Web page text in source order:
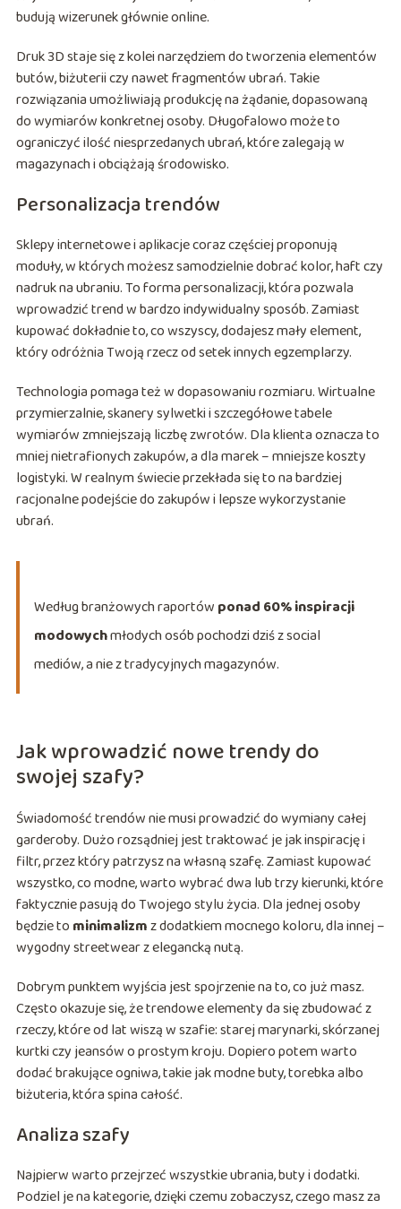
budują wizerunek głównie online.
Druk 3D staje się z kolei narzędziem do tworzenia elementów
butów, biżuterii czy nawet fragmentów ubrań. Takie
rozwiązania umożliwiają produkcję na żądanie, dopasowaną
do wymiarów konkretnej osoby. Długofalowo może to
ograniczyć ilość niesprzedanych ubrań, które zalegają w
magazynach i obciążają środowisko.
Personalizacja trendów
Sklepy internetowe i aplikacje coraz częściej proponują
moduły, w których możesz samodzielnie dobrać kolor, haft czy
nadruk na ubraniu. To forma personalizacji, która pozwala
wprowadzić trend w bardzo indywidualny sposób. Zamiast
kupować dokładnie to, co wszyscy, dodajesz mały element,
który odróżnia Twoją rzecz od setek innych egzemplarzy.
Technologia pomaga też w dopasowaniu rozmiaru. Wirtualne
przymierzalnie, skanery sylwetki i szczegółowe tabele
wymiarów zmniejszają liczbę zwrotów. Dla klienta oznacza to
mniej nietrafionych zakupów, a dla marek – mniejsze koszty
logistyki. W realnym świecie przekłada się to na bardziej
racjonalne podejście do zakupów i lepsze wykorzystanie
ubrań.
Według branżowych raportów ponad 60% inspiracji
modowychmłodych osób pochodzi dziś z social
mediów, a nie z tradycyjnych magazynów.
Jak wprowadzić nowe trendy do
swojej szafy?
Świadomość trendów nie musi prowadzić do wymiany całej
garderoby. Dużo rozsądniej jest traktować je jak inspirację i
filtr, przez który patrzysz na własną szafę. Zamiast kupować
wszystko, co modne, warto wybrać dwa lub trzy kierunki, które
faktycznie pasują do Twojego stylu życia. Dla jednej osoby
będzie to minimalizmz dodatkiem mocnego koloru, dla innej –
wygodny streetwear z elegancką nutą.
Dobrym punktem wyjścia jest spojrzenie na to, co już masz.
Często okazuje się, że trendowe elementy da się zbudować z
rzeczy, które od lat wiszą w szafie: starej marynarki, skórzanej
kurtki czy jeansów o prostym kroju. Dopiero potem warto
dodać brakujące ogniwa, takie jak modne buty, torebka albo
biżuteria, która spina całość.
Analiza szafy
Najpierw warto przejrzeć wszystkie ubrania, buty i dodatki.
Podziel je na kategorie, dzięki czemu zobaczysz, czego masz za